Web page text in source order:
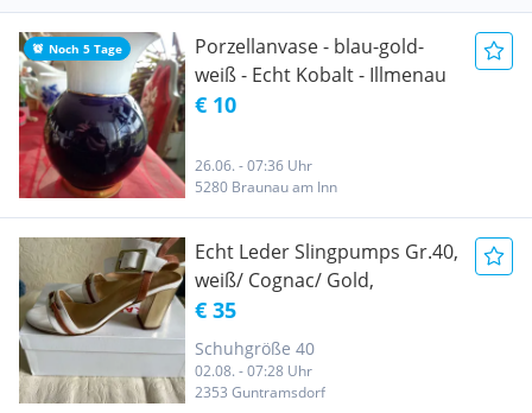
Noch 5 Tage
Porzellanvase - blau-gold-
weiß - Echt Kobalt - Illmenau
€ 10
26.06. - 07:36 Uhr
5280 Braunau am Inn
Echt Leder Slingpumps Gr.40,
weiß/ Cognac/ Gold,
€ 35
Schuhgröße 40
02.08. - 07:28 Uhr
2353 Guntramsdorf